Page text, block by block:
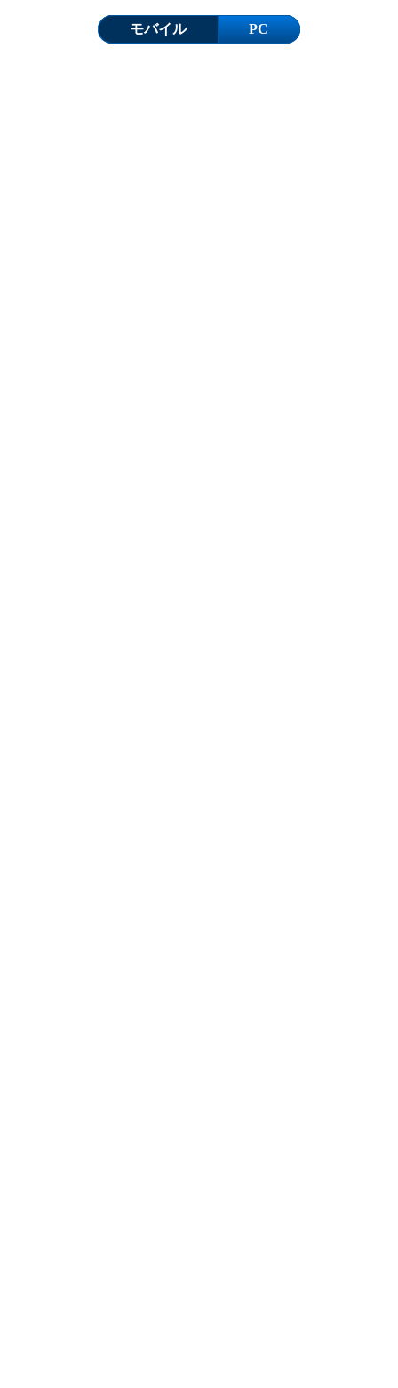
モバイル PC